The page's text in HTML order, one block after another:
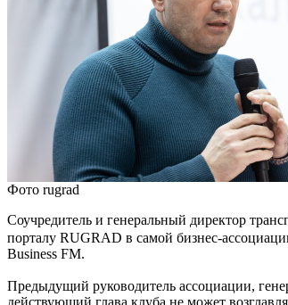
Фото rugrad
Соучредитель и генеральный директор
порталу RUGRAD в самой бизнес-
Business FM.
Предыдущий руководитель ассоциации,
действующий глава клуба не может